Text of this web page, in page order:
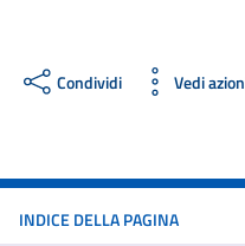
Condividi Vedi
INDICE DELLA PAGINA